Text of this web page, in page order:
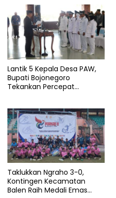
Lantik 5 Kepala Desa PAW,
Bupati Bojonegoro
Tekankan Percepat
Taklukkan Ngraho 3-0,
Kontingen Kecamatan
Balen Raih Medali Emas